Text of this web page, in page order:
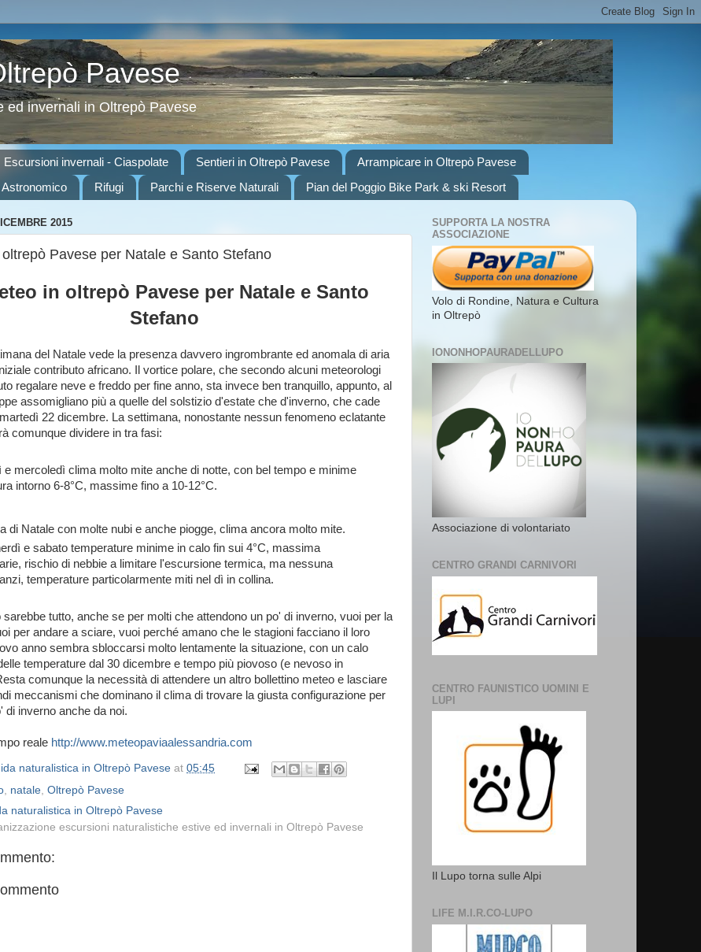
Pavese
ed invernali in Oltrepò Pavese
Escursioni invernali - Ciaspolate Sentieri in Oltrepò Pavese
Arrampicare in Oltrepò Pavese
Rifugi Parchi e Riserve Naturali Pian del Poggio Bike Park & ski Resort
2015
Pavese per Natale e Santo Stefano
in oltrepò Pavese per Natale e Santo
Stefano
del Natale vede la presenza davvero ingrombrante ed anomala di aria
contributo africano. Il vortice polare, che secondo alcuni meteorologi
regalare neve e freddo per fine anno, sta invece ben tranquillo, appunto, al
assomigliano più a quelle del solstizio d'estate che d'inverno, che cade
22 dicembre. La settimana, nonostante nessun fenomeno eclatante
comunque dividere in tra fasi:
e mercoledì clima molto mite anche di notte, con bel tempo e minime
intorno 6-8°C, massime fino a 10-12°C.
di Natale con molte nubi e anche piogge, clima ancora molto mite.
e sabato temperature minime in calo fin sui 4°C, massima
rischio di nebbie a limitare l'escursione termica, ma nessuna
temperature particolarmente miti nel dì in collina.
sarebbe tutto, anche se per molti che attendono un po' di inverno, vuoi per la
per andare a sciare, vuoi perché amano che le stagioni facciano il loro
anno sembra sbloccarsi molto lentamente la situazione, con un calo
temperature dal 30 dicembre e tempo più piovoso (e nevoso in
comunque la necessità di attendere un altro bollettino meteo e lasciare
meccanismi che dominano il clima di trovare la giusta configurazione per
di inverno anche da noi.
reale http://www.meteopaviaalessandria.com
naturalistica in Oltrepò Pavese at 05:45
natale Oltrepò Pavese
naturalistica in Oltrepò Pavese
escursioni naturalistiche estive ed invernali in Oltrepò Pavese
SUPPORTA LA NOSTRA
ASSOCIAZIONE
Volo di Rondine, Natura e Cultura
in Oltrepò
IONONHOPAURADELLUPO
Associazione di volontariato
CENTRO GRANDI CARNIVORI
CENTRO FAUNISTICO UOMINI E
LUPI
Il Lupo torna sulle Alpi
LIFE M.I.R.CO-LUPO